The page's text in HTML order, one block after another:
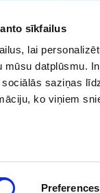
sīkfailus
lai
mūsu datplūsmu.
saziņas
ko viņiem
Preferences